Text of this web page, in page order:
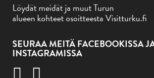
Löydät meidät ja muut Turun
alueen kohteet osoitteesta Visitturku.fi
SEURAA MEITÄ FACEBOOKISSA
INSTAGRAMISSA